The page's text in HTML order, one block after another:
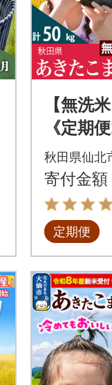
【無洗
《定期
きたこ
_snk-
秋田県仙北
寄付金額
定期便